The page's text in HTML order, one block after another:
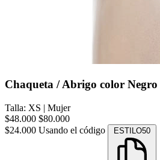
Chaqueta / Abrigo color
Talla: XS | Mujer
$48.000 $80.000
$24.000 Usando el código ESTILO50